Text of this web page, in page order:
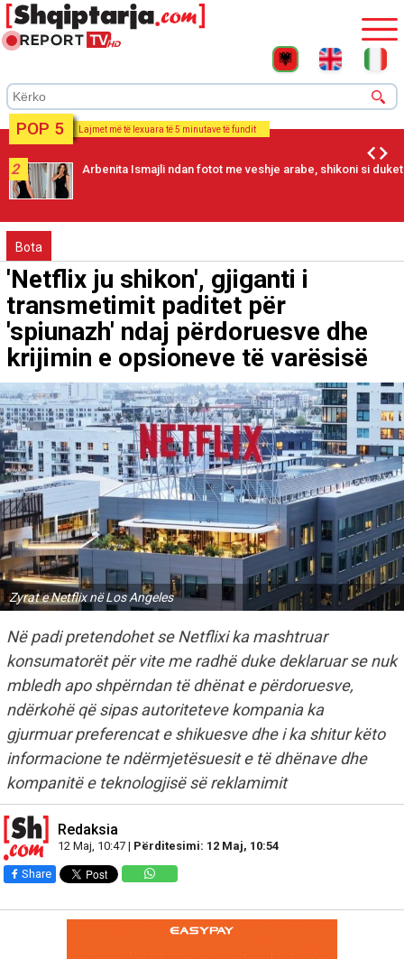
POP 5 Lajmet më të lexuara të 5 minutave të fundit
2 Arbenita Ismajli ndan fotot me veshje arabe, shikoni si duket
Bota
'Netflix ju shikon', gjiganti i
transmetimit paditet për
'spiunazh' ndaj përdoruesve dhe
krijimin e opsioneve të varësisë
Zyrat e Netflix në Los Angeles
Në padi pretendohet se Netflixi ka mashtruar
konsumatorët për vite me radhë duke deklaruar se nuk
mbledh apo shpërndan të dhënat e përdoruesve,
ndërkohë që sipas autoriteteve kompania ka
gjurmuar preferencat e shikuesve dhe i ka shitur këto
informacione te ndërmjetësuesit e të dhënave dhe
kompanitë e teknologjisë së reklamimit
Redaksia
12 Maj, 10:47 | Përditesimi: 12 Maj, 10:54
Share